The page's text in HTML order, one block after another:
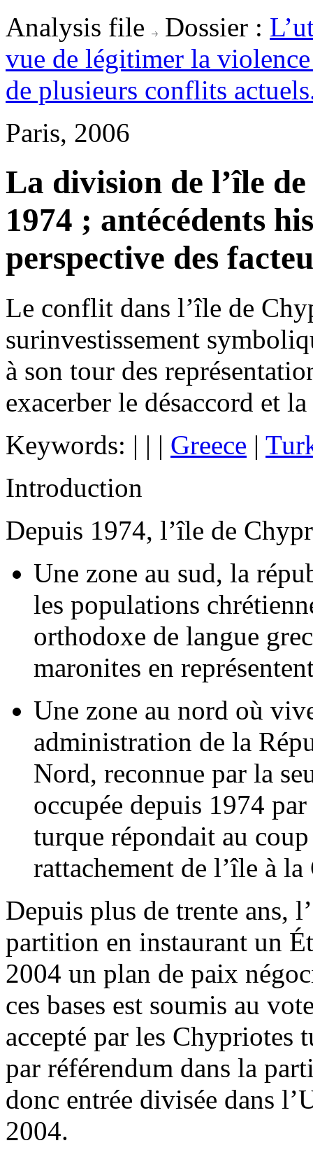
Analysis file Dossier :
vue de légitimer la
de plusieurs conflits
Paris, 2006
La division de l’île
1974 ; antécédents
perspective des
Le conflit dans l’île de
surinvestissement
à son tour des
exacerber le désaccord et
Keywords: | | | Greece |
Introduction
Depuis 1974, l’île de
Une zone au sud, la
les populations
orthodoxe de langue
maronites en
Une zone au nord où
administration de la
Nord, reconnue par la
occupée depuis 1974
turque répondait au
rattachement de l’île à la
Depuis plus de trente ans,
partition en instaurant un
2004 un plan de paix
ces bases est soumis au
accepté par les Chypriotes
par référendum dans la
donc entrée divisée dans
2004.